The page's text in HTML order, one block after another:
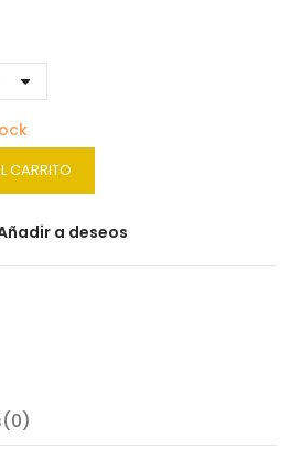
CARRITO
a deseos